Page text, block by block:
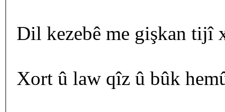
Dil kezebê me gişkan tijî
Xort û law qîz û bûk